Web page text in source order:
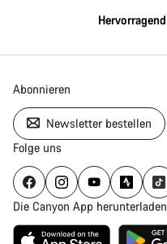
Hervorragend
Abonnieren
Newsletter bestellen
Folge uns
Die Canyon App herunterladen